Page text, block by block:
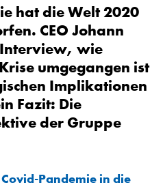
hat die Welt 2020
CEO Johann
wie
umgegangen ist
Implikationen
Fazit: Die
der Gruppe
Pandemie in die